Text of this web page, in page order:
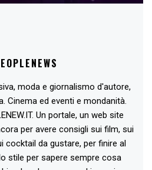
moda e giornalismo d'autore,
Cinema ed eventi e mondanità.
Un portale, un web site
per avere consigli sui film, sui
cocktail da gustare, per finire al
stile per sapere sempre cosa